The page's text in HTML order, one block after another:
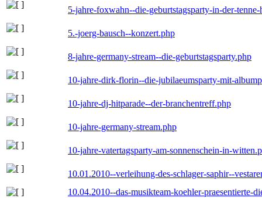
5-jahre-foxwahn--die-geburtstagsparty-in-der-tenne-
5.-joerg-bausch--konzert.php
8-jahre-germany-stream--die-geburtstagsparty.php
10-jahre-dirk-florin--die-jubilaeumsparty-mit-
10-jahre-dj-hitparade--der-branchentreff.php
10-jahre-germany-stream.php
10-jahre-vatertagsparty-am-sonnenschein-in-
10.01.2010--verleihung-des-schlager-saphir--
10.04.2010--das-musikteam-koehler-praesentierte-